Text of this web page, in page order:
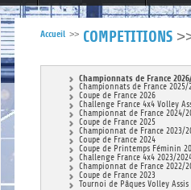
LUTTE CONTRE LES VIOLENCES MA PETITE
Accueil >> COMPETITIONS
Championnats de France
Championnats de France 2025/
Coupe de France 2026
Challenge France 4x4 Volley
Championnat de France 2024/
Coupe de France 2025
Championnat de France 2023/
Coupe de France 2024
Coupe de Printemps Féminin
Challenge France 4x4 2023/
Championnat de France 2022/
Coupe de France 2023
Tournoi de Pâques Volley Assis